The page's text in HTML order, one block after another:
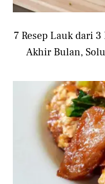
7 Resep Lauk dari
Akhir Bulan,